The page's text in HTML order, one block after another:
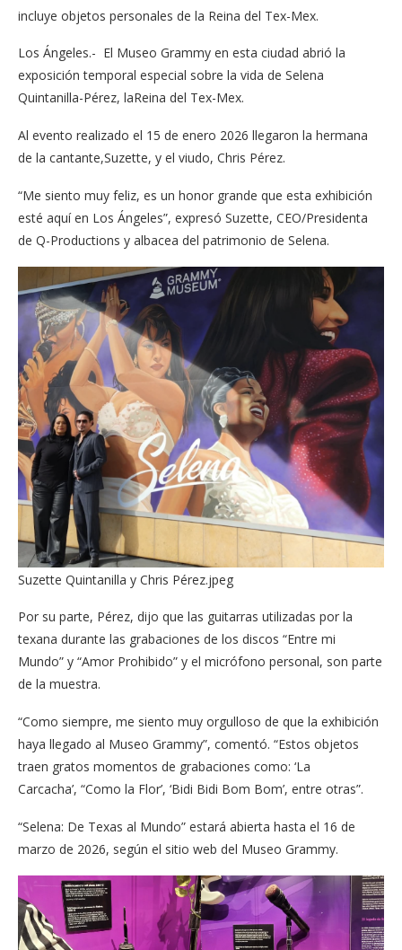
incluye objetos personales de la Reina del Tex-Mex.
Los Ángeles.- El Museo Grammy ​e​n esta ciudad abrió la
exposición temporal especial sobre la vida de Selena
Quintanilla-Pérez, laReina del Tex-Mex.
Al evento realizado el 15 de enero 2026 llegaron la hermana
de la cantante,Suzette, y ​e​l viudo​, Chris Pérez.
“Me siento muy feliz, es un honor grande que esta exhibición
esté aquí en Los Ángeles”, expresó Suzette, CEO/Presidenta
de Q-Productions y albacea del patrimonio de Selena.
Suzette Quintanilla y Chris Pérez.jpeg
Por su parte, Pérez, dijo que las guitarras utilizadas por la
texana durante las grabaciones de los discos “Entre mi
Mundo” y “Amor Prohibido” y el micrófono personal, son parte
de la muestra.
“Como siempre, me siento muy orgulloso de que la exhibición
haya llegado al Museo Grammy”, comentó. “Estos objetos
traen gratos momentos de grabaciones como: ‘La
Carcacha’, “Como la Flor’, ‘Bidi Bidi Bom Bom’, entre otras”.
“Selena: De Texas al Mundo” estará abierta hasta el 16 de
marzo de 2026, según el sitio web del Museo Grammy.